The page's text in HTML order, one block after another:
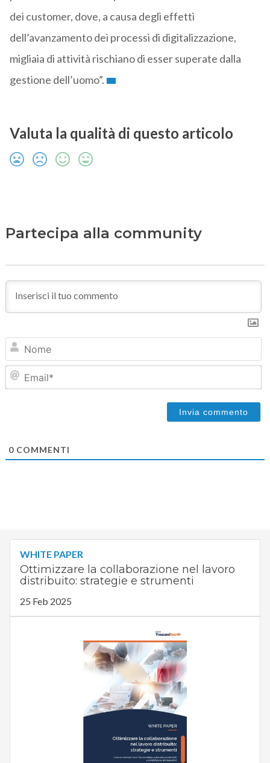
dei customer, dove, a causa degli effetti
dell’avanzamento dei processi di digitalizzazione,
migliaia di attività rischiano di esser superate dalla
gestione dell’uomo”.
Valuta la qualità di questo articolo
Partecipa alla community
0COMMENTI
WHITE PAPER
Ottimizzare la collaborazione nel lavoro
distribuito: strategie e strumenti
25 Feb 2025